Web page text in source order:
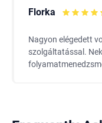
Florka
Nagyon elégedett
szolgáltatással.